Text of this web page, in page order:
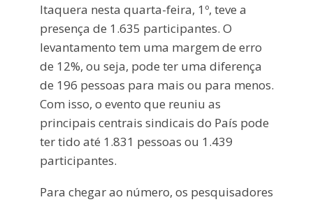
Itaquera nesta quarta-feira, 1º, teve a
presença de 1.635 participantes. O
levantamento tem uma margem de erro
de 12%, ou seja, pode ter uma diferença
de 196 pessoas para mais ou para menos.
Com isso, o evento que reuniu as
principais centrais sindicais do País pode
ter tido até 1.831 pessoas ou 1.439
participantes.
Para chegar ao número, os pesquisadores